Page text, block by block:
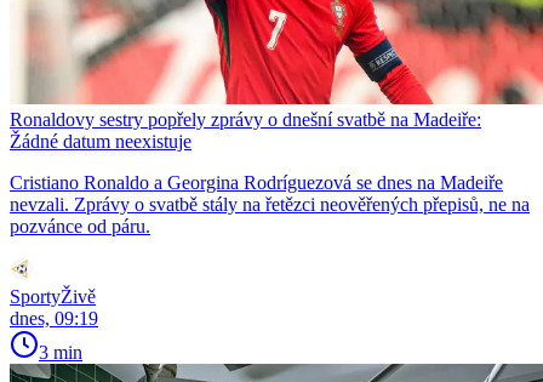
Ronaldovy sestry popřely zprávy o dnešní svatbě na Madeiře:
Žádné datum neexistuje
Cristiano Ronaldo a Georgina Rodríguezová se dnes na Madeiře
nevzali. Zprávy o svatbě stály na řetězci neověřených přepisů, ne na
pozvánce od páru.
SportyŽivě
dnes, 09:19
3 min